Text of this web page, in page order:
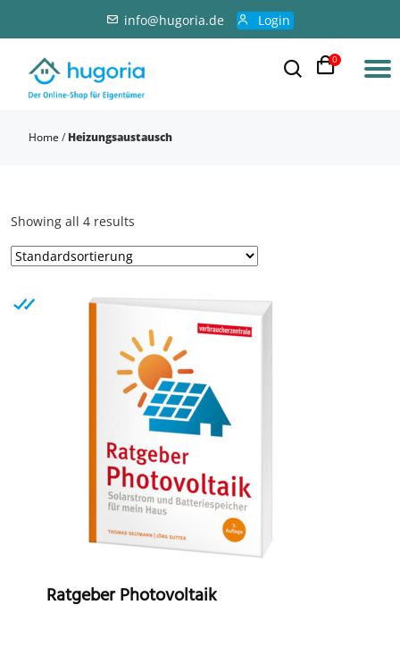
info@hugoria.de Login
0
Home / Heizungsaustausch
Showing all 4 results
Ratgeber Photovoltaik